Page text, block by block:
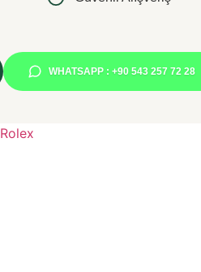
WHATSAPP : +90 543 257 72 28
Rolex